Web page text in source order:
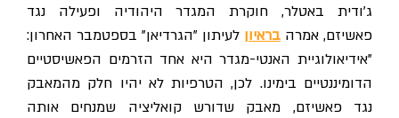
ג'ודית באטלר, חוקרת המגדר היהודיה ופעילה נגד
פאשיזם, אמרהבראיוןלעיתון "הגרדיאן" בספטמבר האחרון:
"אידיאולוגיית האנטי-מגדר היא אחד הזרמים הפאשיסטיים
הדומיננטיים בימינו. לכן, הטרפיות לא יהיו חלק מהמאבק
נגד פאשיזם, מאבק שדורש קואליציה שמנחים אותה